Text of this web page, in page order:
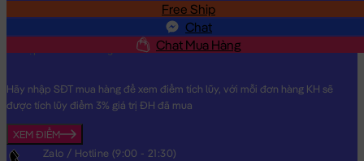
Free Ship
Chat
Chat Mua Hàng
Hãy nhập SĐT mua hàng để xem điểm tích lũy, với mỗi đơn hàng KH sẽ
được tích lũy điểm 3% giá trị ĐH đã mua
XEM ĐIỂM
Zalo / Hotline (9:00 - 21:30)